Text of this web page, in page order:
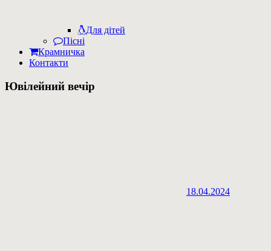
Для дітей
Пісні
Крамничка
Контакти
Ювілейний вечір
18.04.2024